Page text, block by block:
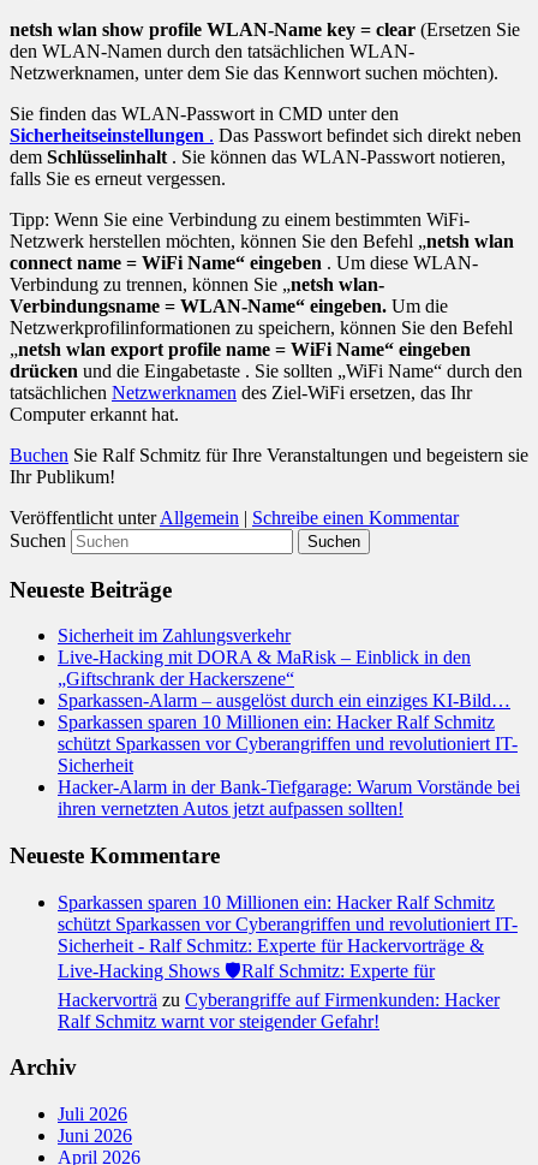
netsh wlan show profile WLAN-Name key = clear (Ersetzen Sie
den WLAN-Namen durch den tatsächlichen WLAN-
Netzwerknamen, unter dem Sie das Kennwort suchen möchten).
Sie finden das WLAN-Passwort in CMD unter den
Sicherheitseinstellungen . Das Passwort befindet sich direkt neben
dem Schlüsselinhalt . Sie können das WLAN-Passwort notieren,
falls Sie es erneut vergessen.
Tipp: Wenn Sie eine Verbindung zu einem bestimmten WiFi-
Netzwerk herstellen möchten, können Sie den Befehl „netsh wlan
connect name = WiFi Name“ eingeben . Um diese WLAN-
Verbindung zu trennen, können Sie „netsh wlan-
Verbindungsname = WLAN-Name“ eingeben. Um die
Netzwerkprofilinformationen zu speichern, können Sie den Befehl
„netsh wlan export profile name = WiFi Name“ eingeben
drücken und die Eingabetaste . Sie sollten „WiFi Name“ durch den
tatsächlichen Netzwerknamen des Ziel-WiFi ersetzen, das Ihr
Computer erkannt hat.
Buchen Sie Ralf Schmitz für Ihre Veranstaltungen und begeistern sie
Ihr Publikum!
Veröffentlicht unter Allgemein | Schreibe einen Kommentar
Suchen
Neueste Beiträge
Sicherheit im Zahlungsverkehr
Live-Hacking mit DORA & MaRisk – Einblick in den
„Giftschrank der Hackerszene“
Sparkassen-Alarm – ausgelöst durch ein einziges KI-Bild…
Sparkassen sparen 10 Millionen ein: Hacker Ralf Schmitz
schützt Sparkassen vor Cyberangriffen und revolutioniert IT-
Sicherheit
Hacker-Alarm in der Bank-Tiefgarage: Warum Vorstände bei
ihren vernetzten Autos jetzt aufpassen sollten!
Neueste Kommentare
Sparkassen sparen 10 Millionen ein: Hacker Ralf Schmitz
schützt Sparkassen vor Cyberangriffen und revolutioniert IT-
Sicherheit - Ralf Schmitz: Experte für Hackervorträge &
Live-Hacking Shows 🛡️Ralf Schmitz: Experte für
Hackervorträ zu Cyberangriffe auf Firmenkunden: Hacker
Ralf Schmitz warnt vor steigender Gefahr!
Archiv
Juli 2026
Juni 2026
April 2026